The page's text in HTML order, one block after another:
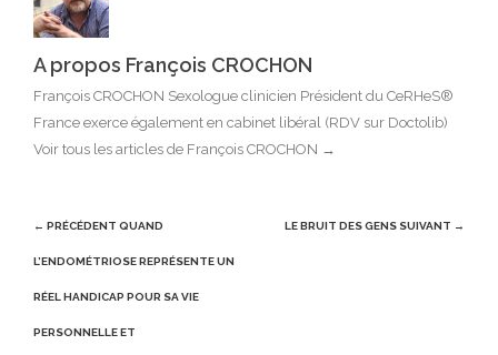
A propos François CROCHON
François CROCHON Sexologue clinicien Président du CeRHeS®
France exerce également en cabinet libéral (RDV sur Doctolib)
Voir tous les articles de François CROCHON →
Post
navigation
← PRÉCÉDENT QUAND
L’ENDOMÉTRIOSE REPRÉSENTE UN
RÉEL HANDICAP POUR SA VIE
PERSONNELLE ET
LE BRUIT DES GENS SUIVANT →